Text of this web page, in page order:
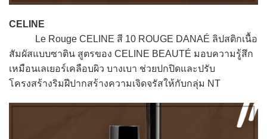
CELINE
Le Rouge CELINE สี 10 ROUGE DANAÉ ลิปสติกเนื้อ
สัมผัสแบบซาติน สูตรของ CELINE BEAUTÉ มอบความรู้สึก
เหมือนเลเยอร์เคลือบผิว บางเบา ช่วยปกปิดและปรับ
โครงสร้างริมฝีปากสร้างความเจิดจรัสให้กับกลุ่ม NT